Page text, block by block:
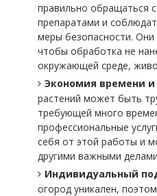
правильно обращаться
препаратами и
меры безопасности. Они
чтобы обработка не
окружающей среде,
Экономия времени и
растений может быть
требующей много
профессиональные
себя от этой работы и
другими важными
Индивидуальный
огород уникален,